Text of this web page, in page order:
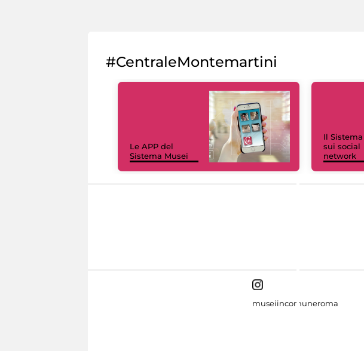
#CentraleMontemartini
Le APP del
Sistema Musei
Il
sui social
network
museiincomuneroma